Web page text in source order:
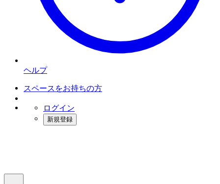
ヘルプ
スペースをお持ちの方
ログイン
新規登録